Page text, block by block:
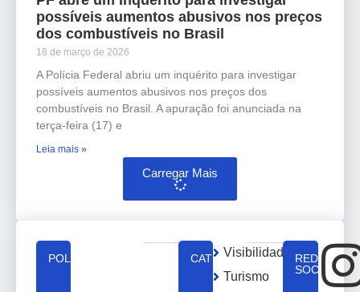
possíveis aumentos abusivos nos preços
dos combustíveis no Brasil
18 de março de 2026
A Polícia Federal abriu um inquérito para investigar
possíveis aumentos abusivos nos preços dos
combustíveis no Brasil. A apuração foi anunciada na
terça-feira (17) e
Leia mais »
Carregar Mais
POLÍTICA CATEGORIAS
Visibilidade
Turismo
REDES
SOCIAIS